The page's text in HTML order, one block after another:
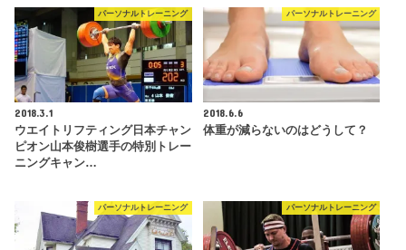
パーソナルトレーニング
2018.3.1
ウエイトリフティング日本チャン
ピオン山本俊樹選手の特別トレー
ニングキャン…
パーソナルトレーニング
2018.6.6
体重が減らないのはどうして？
パーソナルトレーニング パーソナルトレーニング